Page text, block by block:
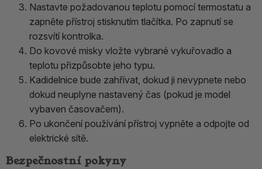
Nastavte požadovanou teplotu pomocí termostatu a
zapněte přístroj stisknutím tlačítka. Po zapnutí se
rozsvítí kontrolka.
Do kovové misky vložte vybrané vykuřovadlo a
teplotu přizpůsobte jeho typu.
Kadidelnice bude zahřívat, dokud ji nevypnete nebo
dokud neuplyne nastavený čas (pokud je model
vybaven časovačem).
Po ukončení používání přístroj vypněte a odpojte od
elektrické sítě.
Bezpečnostní pokyny